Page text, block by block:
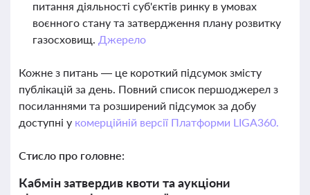
питання діяльності суб'єктів ринку в умовах
воєнного стану та затвердження плану розвитку
газосховищ. Джерело
Кожне з питань — це короткий підсумок змісту
публікацій за день. Повний список першоджерел з
посиланнями та розширений підсумок за добу
доступні у комерційній версії Платформи LIGA360.
Стисло про головне:
Кабмін затвердив квоти та аукціони